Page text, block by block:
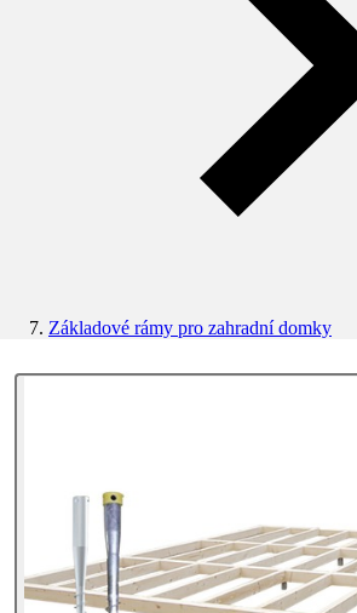
Základové rámy pro zahradní domky